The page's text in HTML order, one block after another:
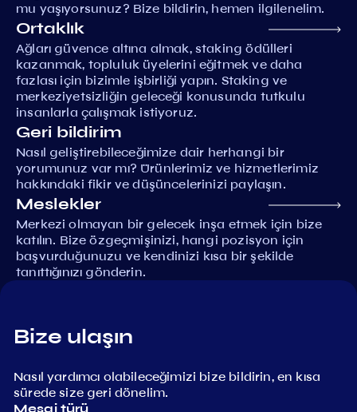
mu yaşıyorsunuz? Bize bildirin, hemen ilgilenelim.
Ortaklık
Ağları güvence altına almak, staking ödülleri
kazanmak, topluluk üyelerini eğitmek ve daha
fazlası için bizimle işbirliği yapın. Staking ve
merkeziyetsizliğin geleceği konusunda tutkulu
insanlarla çalışmak istiyoruz.
Geri bildirim
Nasıl geliştirebileceğimize dair herhangi bir
yorumunuz var mı? Ürünlerimiz ve hizmetlerimiz
hakkındaki fikir ve düşüncelerinizi paylaşın.
Meslekler
Merkezi olmayan bir gelecek inşa etmek için bize
katılın. Bize özgeçmişinizi, hangi pozisyon için
başvurduğunuzu ve kendinizi kısa bir şekilde
tanıttığınızı gönderin.
Bize ulaşın
Nasıl yardımcı olabileceğimizi bize bildirin, en kısa
sürede size geri dönelim.
Mesaj türü